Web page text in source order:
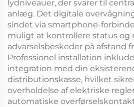
lydniveauer, der svarer til
anlæg. Det digitale
sindet via smartphone-
muligt at kontrollere status og
advarselsbeskeder på afstand
Professionel installation
integration med din
distributionskasse, hvilket
overholdelse af elektriske
automatiske